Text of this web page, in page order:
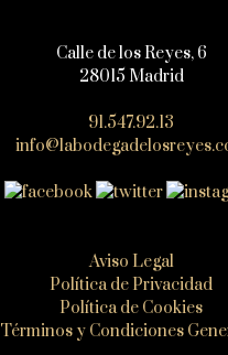
Calle de los Reyes, 6
28015 Madrid
91.547.92.13
Aviso Legal
Política de Privacidad
Política de Cookies
Términos y Condiciones